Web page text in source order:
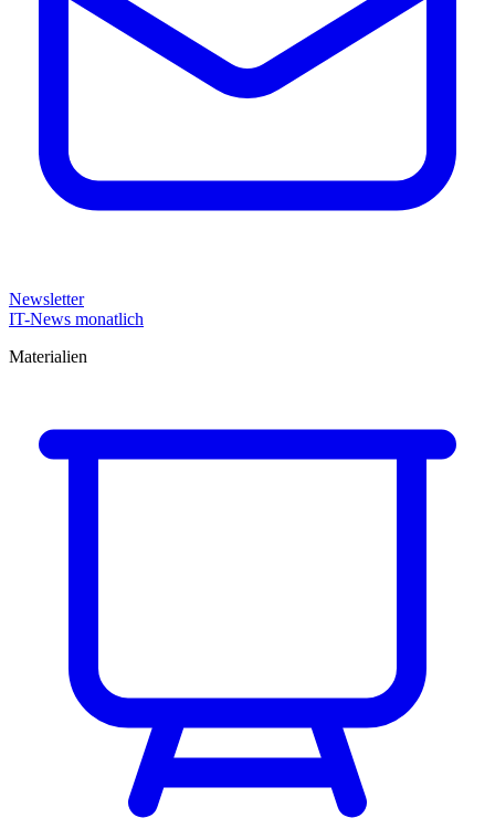
Newsletter
IT-News monatlich
Materialien